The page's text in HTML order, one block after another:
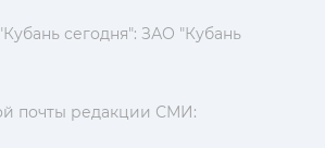
сегодня": ЗАО "Кубань
почты редакции СМИ: